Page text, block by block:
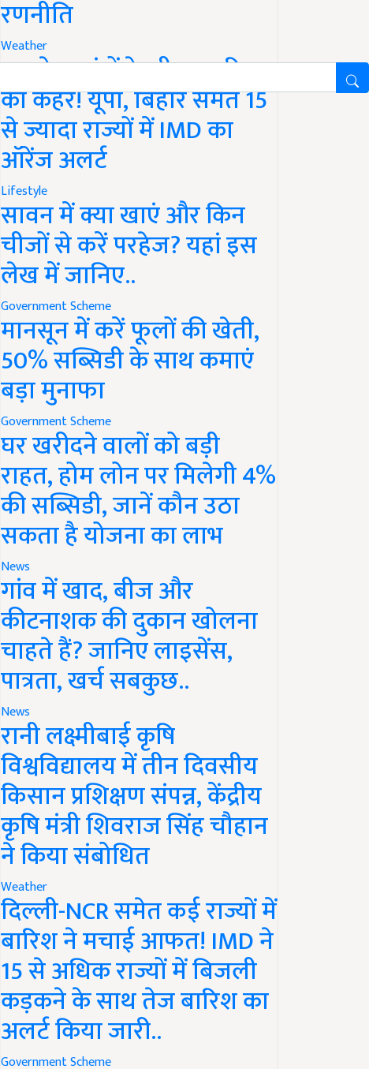
रणनीति
Weather
अगले 12 घंटों के भीतर बारिश
का कहर! यूपी, बिहार समेत 15
से ज्यादा राज्यों में IMD का
ऑरेंज अलर्ट
Lifestyle
सावन में क्या खाएं और किन
चीजों से करें परहेज? यहां इस
लेख में जानिए..
Government Scheme
मानसून में करें फूलों की खेती,
50% सब्सिडी के साथ कमाएं
बड़ा मुनाफा
Government Scheme
घर खरीदने वालों को बड़ी
राहत, होम लोन पर मिलेगी 4%
की सब्सिडी, जानें कौन उठा
सकता है योजना का लाभ
News
गांव में खाद, बीज और
कीटनाशक की दुकान खोलना
चाहते हैं? जानिए लाइसेंस,
पात्रता, खर्च सबकुछ..
News
रानी लक्ष्मीबाई कृषि
विश्वविद्यालय में तीन दिवसीय
किसान प्रशिक्षण संपन्न, केंद्रीय
कृषि मंत्री शिवराज सिंह चौहान
ने किया संबोधित
Weather
दिल्ली-NCR समेत कई राज्यों में
बारिश ने मचाई आफत! IMD ने
15 से अधिक राज्यों में बिजली
कड़कने के साथ तेज बारिश का
अलर्ट किया जारी..
Government Scheme